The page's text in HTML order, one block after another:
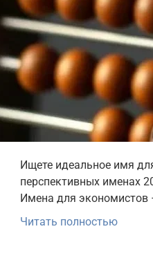
Ищете идеальное имя
перспективных именах
Имена для экономистов
Читать полностью